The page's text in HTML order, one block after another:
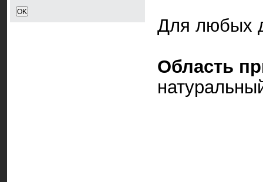
Для любых
Область